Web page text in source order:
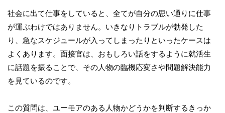
社会に出て仕事をしていると、全てが自分の思い通りに仕事
が運ぶわけではありません。いきなりトラブルが勃発した
り、急なスケジュールが入ってしまったりといったケースは
よくあります。面接官は、おもしろい話をするように就活生
に話題を振ることで、その人物の臨機応変さや問題解決能力
を見ているのです。
この質問は、ユーモアのある人物かどうかを判断するきっか